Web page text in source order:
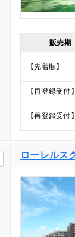
販売期
【先着順】
【再登録受付】
【再登録受付】
ローレルス